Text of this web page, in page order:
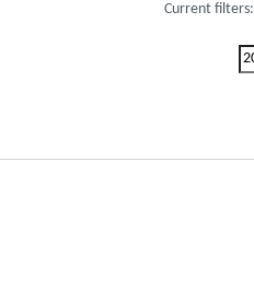
Current filters: